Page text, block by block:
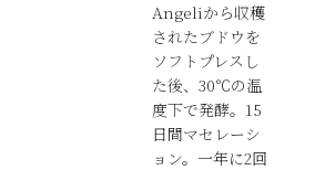
Angeliから収穫
されたブドウを
ソフトプレスし
た後、30℃の温
度下で発酵。15
日間マセレーシ
ョン。一年に2回